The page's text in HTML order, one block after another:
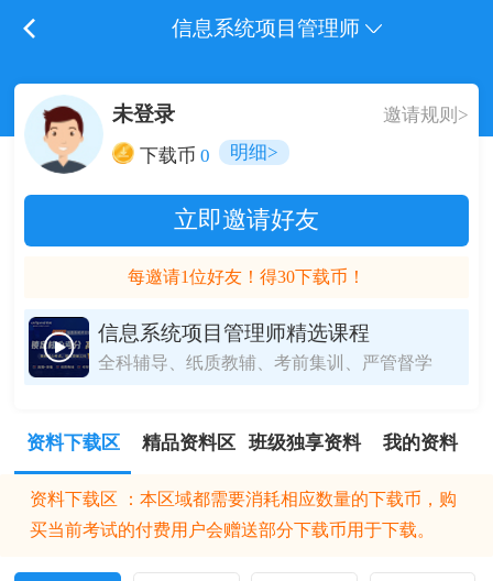
信息系统项目管理师
未登录
下载币0 明细>
邀请规则>
立即邀请好友
每邀请1位好友！得30下载币！
信息系统项目管理师精选课程
全科辅导、纸质教辅、考前集训、严管督学
资料下载区 精品资料区 班级独享资料 我的资料
资料下载区 ：本区域都需要消耗相应数量的下载币，购
买当前考试的付费用户会赠送部分下载币用于下载。